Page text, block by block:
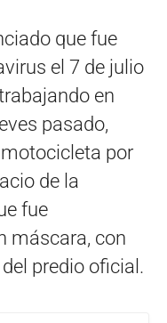
que fue
el 7 de julio
en
pasado,
por
de la
fue
máscara, con
predio oficial.